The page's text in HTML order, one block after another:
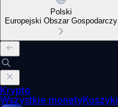
Polski
Europejski Obszar Gospodarczy
Krypto
Wszystkie monetyKoszyki